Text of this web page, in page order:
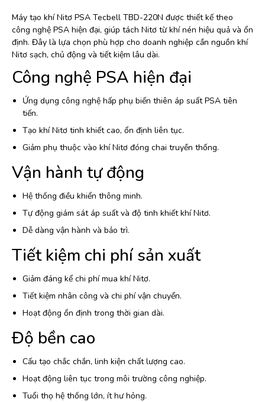
Máy tạo khí Nitơ PSA Tecbell TBD-220N được thiết kế theo
công nghệ PSA hiện đại, giúp tách Nitơ từ khí nén hiệu quả và ổn
định. Đây là lựa chọn phù hợp cho doanh nghiệp cần nguồn khí
Nitơ sạch, chủ động và tiết kiệm lâu dài.
Công nghệ PSA hiện đại
Ứng dụng công nghệ hấp phụ biến thiên áp suất PSA tiên
tiến.
Tạo khí Nitơ tinh khiết cao, ổn định liên tục.
Giảm phụ thuộc vào khí Nitơ đóng chai truyền thống.
Vận hành tự động
Hệ thống điều khiển thông minh.
Tự động giám sát áp suất và độ tinh khiết khí Nitơ.
Dễ dàng vận hành và bảo trì.
Tiết kiệm chi phí sản xuất
Giảm đáng kể chi phí mua khí Nitơ.
Tiết kiệm nhân công và chi phí vận chuyển.
Hoạt động ổn định trong thời gian dài.
Độ bền cao
Cấu tạo chắc chắn, linh kiện chất lượng cao.
Hoạt động liên tục trong môi trường công nghiệp.
Tuổi thọ hệ thống lớn, ít hư hỏng.